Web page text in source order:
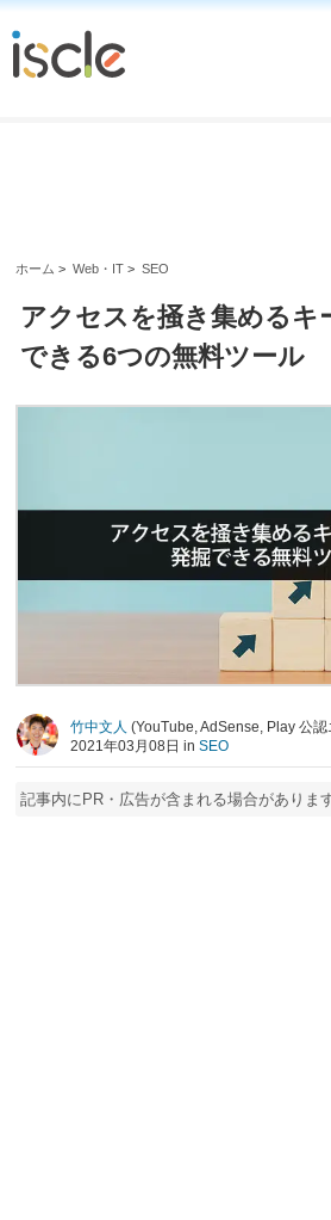
ホーム > Web・IT > SEO
アクセスを掻き集めるキ
できる6つの無料ツール
竹中文人 (YouTube, AdSense, Play 公
2021年03月08日 in SEO
記事内にPR・広告が含まれる場合がありま